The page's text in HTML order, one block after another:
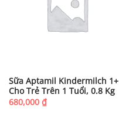
Sữa Aptamil Kindermilch 1+
Cho Trẻ Trên 1 Tuổi, 0.8 Kg
680,000 ₫